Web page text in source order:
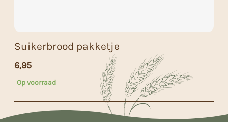
Suikerbrood pakketje
6,95
Op voorraad